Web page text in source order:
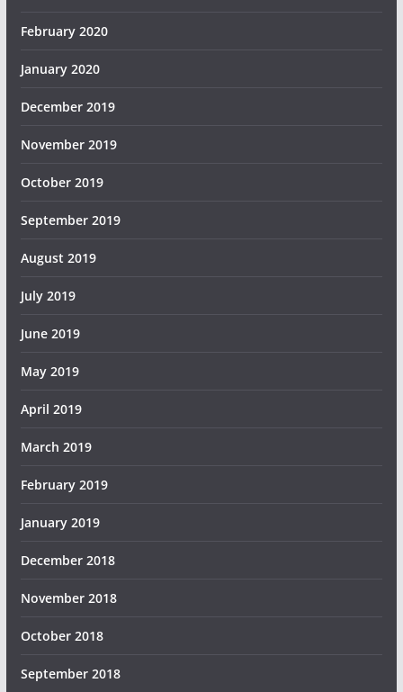
February 2020
January 2020
December 2019
November 2019
October 2019
September 2019
August 2019
July 2019
June 2019
May 2019
April 2019
March 2019
February 2019
January 2019
December 2018
November 2018
October 2018
September 2018